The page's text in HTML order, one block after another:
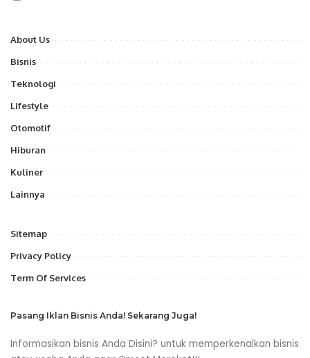
About Us
Bisnis
Teknologi
Lifestyle
Otomotif
Hiburan
Kuliner
Lainnya
Sitemap
Privacy Policy
Term Of Services
Pasang Iklan Bisnis Anda! Sekarang Juga!
Informasikan bisnis Anda Disini? untuk memperkenalkan bisnis